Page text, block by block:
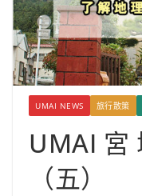
UMAI NEWS 旅行散策
UMAI 宮
（五）